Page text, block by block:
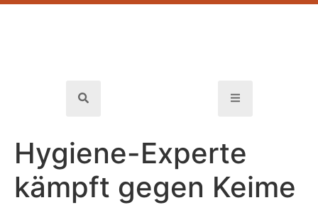
Hygiene-Experte
kämpft gegen Keime